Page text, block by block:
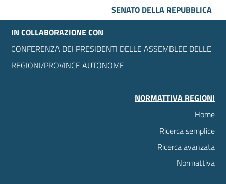
SENATO DELLA REPUBBLICA
IN COLLABORAZIONE CON
CONFERENZA DEI PRESIDENTI DELLE ASSEMBLEE DELLE
REGIONI/PROVINCE AUTONOME
NORMATTIVA REGIONI
Home
Ricerca semplice
Ricerca avanzata
Normattiva